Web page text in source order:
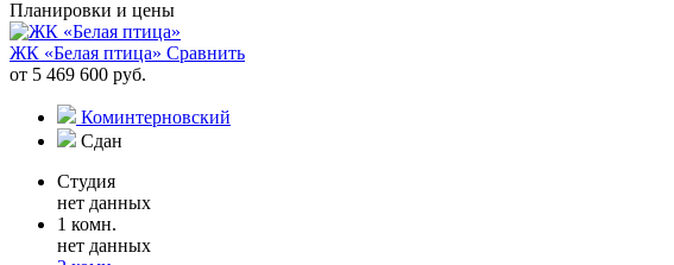
Планировки и цены
ЖК «Белая птица» Сравнить
от 5 469 600 руб.
Коминтерновский
Сдан
Студия
нет данных
1 комн.
нет данных